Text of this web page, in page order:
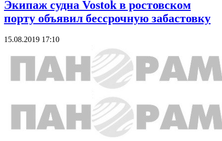
Экипаж судна Vostok в ростовском
порту объявил бессрочную забастовку
15.08.2019 17:10